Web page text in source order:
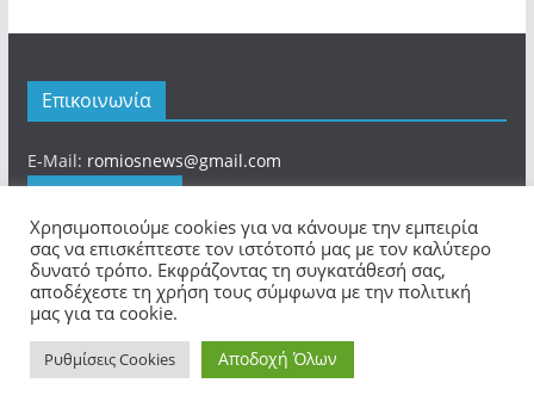
Επικοινωνία
E-Mail: romiosnews@gmail.com
Αρχική Σελίδα
Αρχική
Όροι Χρήσης
Περισσότερα
Ιστοσελίδα
Χρησιμοποιούμε cookies για να κάνουμε την εμπειρία
σας να επισκέπτεστε τον ιστότοπό μας με τον καλύτερο
δυνατό τρόπο. Εκφράζοντας τη συγκατάθεσή σας,
αποδέχεστε τη χρήση τους σύμφωνα με την πολιτική
μας για τα cookie.
Ρυθμίσεις Cookies Αποδοχή Όλων